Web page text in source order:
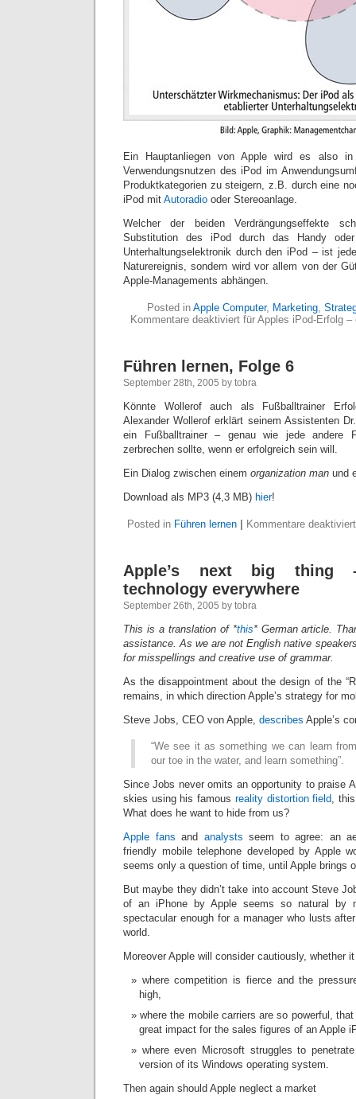
Ein Hauptanliegen von Apple wird es also
Verwendungsnutzen des iPod im
Produktkategorien zu steigern, z.B. durch eine
iPod mit Autoradio oder Stereoanlage.
Welcher der beiden Verdrängungseffekte
Substitution des iPod durch das Handy
Unterhaltungselektronik durch den iPod – ist
Naturereignis, sondern wird vor allem von der
Apple-Managements abhängen.
Posted in Apple Computer, Marketing,
Kommentare deaktiviert für Apples iPod-Erfolg
Führen lernen, Folge 6
September 28th, 2005 by tobra
Könnte Wollerof auch als Fußballtrainer
Alexander Wollerof erklärt seinem Assistenten
ein Fußballtrainer – genau wie jede andere
zerbrechen sollte, wenn er erfolgreich sein will.
Ein Dialog zwischen einem organization man und
Download als MP3 (4,3 MB) hier!
Posted in Führen lernen Kommentare deaktiviert
Apple’s next big thing
technology everywhere
September 26th, 2005 by tobra
This is a translation of *this* German article.
assistance. As we are not English native
for misspellings and creative use of grammar.
As the disappointment about the design of the
remains, in which direction Apple’s strategy for
Steve Jobs, CEO von Apple, describes Apple’s
“We see it as something we can learn
our toe in the water, and learn something”.
Since Jobs never omits an opportunity to praise
skies using his famous reality distortion field,
What does he want to hide from us?
Apple fans and analysts seem to agree: an
friendly mobile telephone developed by Apple
seems only a question of time, until Apple brings
But maybe they didn’t take into account Steve
of an iPhone by Apple seems so natural by
spectacular enough for a manager who lusts
world.
Moreover Apple will consider cautiously, whether
where competition is fierce and the
high,
where the mobile carriers are so powerful,
great impact for the sales figures of an Apple
where even Microsoft struggles to
version of its Windows operating system.
Then again should Apple neglect a market